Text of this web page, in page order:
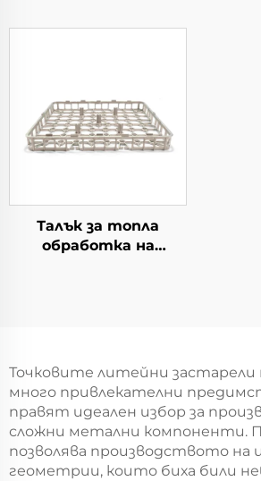
Талък за топла
обработка на
Точковите литейни застарели
много привлекателни
правят идеален избор за
сложни метални компоненти.
позволява производството
геометрии, които биха били